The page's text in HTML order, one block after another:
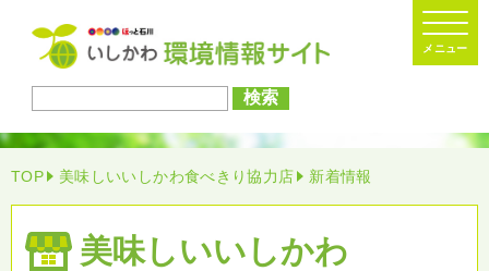
検索
TOP 美味しいいしかわ食べきり協力店 新着情報
美味しいいしかわ